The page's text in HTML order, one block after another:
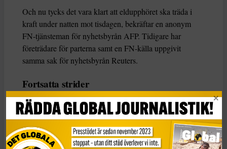
Och nu tycks det vara klart att eldupphöret ska träda i
kraft under natten mot tisdagen, bekräftar en anonym
FN-tjänsteman för nyhetsbyrån AFP. Tidigare har
företrädare för parterna samt en FN-källa uppgivit
samma sak för nyhetsbyrån Reuters.
Fortsatta strider
Två invånare i al-Hudaydah berättar över telefon för AFP
att de kan höra sporadiska strider i olika delar av staden
under måndagen. Läkare utan gränser uttrycker i sin tur
oro för det fortsatta våldet.